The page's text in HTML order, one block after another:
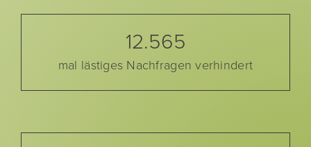
12.565
mal lästiges Nachfragen verhindert